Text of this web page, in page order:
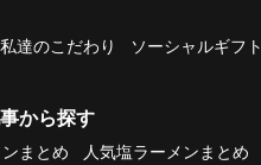
私達のこだわり ソーシャルギフト
から探す
まとめ 人気塩ラーメンまとめ